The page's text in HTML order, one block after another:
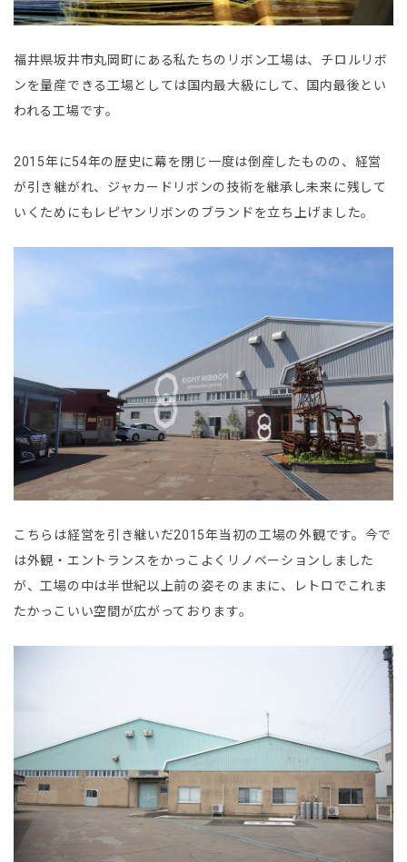
福井県坂井市丸岡町にある私たちのリボン工場は、チロルリボ
ンを量産できる工場としては国内最大級にして、国内最後とい
われる工場です。
2015年に54年の歴史に幕を閉じ一度は倒産したものの、経営
が引き継がれ、ジャカードリボンの技術を継承し未来に残して
いくためにもレピヤンリボンのブランドを立ち上げました。
こちらは経営を引き継いだ2015年当初の工場の外観です。今で
は外観・エントランスをかっこよくリノベーションしました
が、工場の中は半世紀以上前の姿そのままに、レトロでこれま
たかっこいい空間が広がっております。